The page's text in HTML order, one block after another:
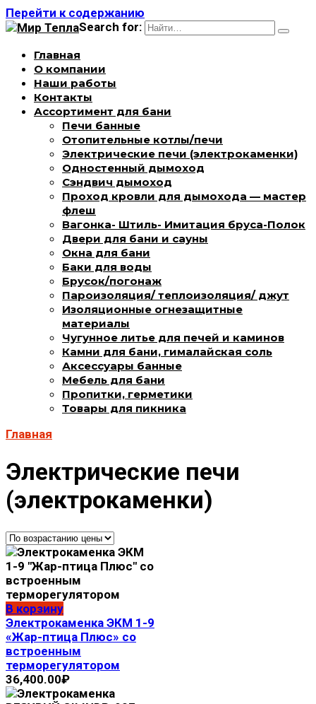
Перейти к содержанию
Search for:
Главная
О компании
Наши работы
Контакты
Ассортимент для бани
Печи банные
Отопительные котлы/печи
Электрические печи (электрокаменки)
Одностенный дымоход
Сэндвич дымоход
Проход кровли для дымохода — мастер
флеш
Вагонка- Штиль- Имитация бруса-Полок
Двери для бани и сауны
Окна для бани
Баки для воды
Брусок/погонаж
Пароизоляция/ теплоизоляция/ джут
Изоляционные огнезащитные
материалы
Чугунное литье для печей и каминов
Камни для бани, гималайская соль
Аксессуары банные
Мебель для бани
Пропитки, герметики
Товары для пикника
Главная
Электрические печи
(электрокаменки)
В корзину
Электрокaмeнка ЭКМ 1-9
«Жар-птица Плюс» со
встроенным
терморегулятором
36,400.00₽